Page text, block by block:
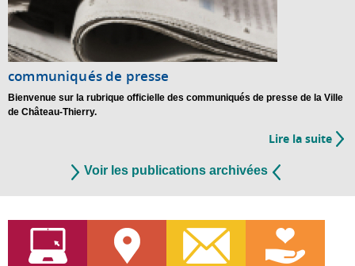
communiqués de presse
Bienvenue sur la rubrique officielle des communiqués de presse de la Ville
de Château-Thierry.
Lire la suitede
Voir les publications archivées